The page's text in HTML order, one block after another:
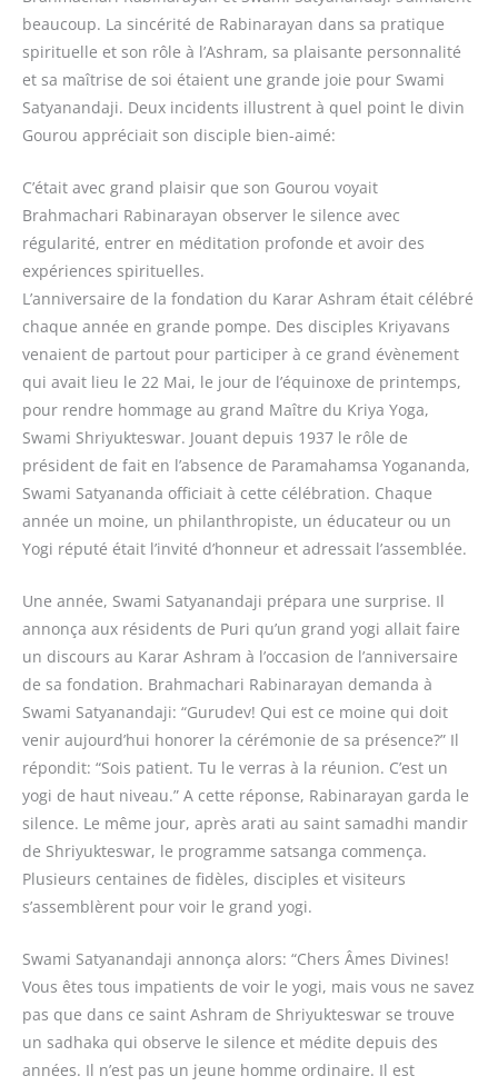
beaucoup. La sincérité de Rabinarayan dans sa pratique
spirituelle et son rôle à l’Ashram, sa plaisante personnalité
et sa maîtrise de soi étaient une grande joie pour Swami
Satyanandaji. Deux incidents illustrent à quel point le divin
Gourou appréciait son disciple bien-aimé:
C’était avec grand plaisir que son Gourou voyait
Brahmachari Rabinarayan observer le silence avec
régularité, entrer en méditation profonde et avoir des
expériences spirituelles.
L’anniversaire de la fondation du Karar Ashram était célébré
chaque année en grande pompe. Des disciples Kriyavans
venaient de partout pour participer à ce grand évènement
qui avait lieu le 22 Mai, le jour de l’équinoxe de printemps,
pour rendre hommage au grand Maître du Kriya Yoga,
Swami Shriyukteswar. Jouant depuis 1937 le rôle de
président de fait en l’absence de Paramahamsa Yogananda,
Swami Satyananda officiait à cette célébration. Chaque
année un moine, un philanthropiste, un éducateur ou un
Yogi réputé était l’invité d’honneur et adressait l’assemblée.
Une année, Swami Satyanandaji prépara une surprise. Il
annonça aux résidents de Puri qu’un grand yogi allait faire
un discours au Karar Ashram à l’occasion de l’anniversaire
de sa fondation. Brahmachari Rabinarayan demanda à
Swami Satyanandaji: “Gurudev! Qui est ce moine qui doit
venir aujourd’hui honorer la cérémonie de sa présence?” Il
répondit: “Sois patient. Tu le verras à la réunion. C’est un
yogi de haut niveau.” A cette réponse, Rabinarayan garda le
silence. Le même jour, après arati au saint samadhi mandir
de Shriyukteswar, le programme satsanga commença.
Plusieurs centaines de fidèles, disciples et visiteurs
s’assemblèrent pour voir le grand yogi.
Swami Satyanandaji annonça alors: “Chers Âmes Divines!
Vous êtes tous impatients de voir le yogi, mais vous ne savez
pas que dans ce saint Ashram de Shriyukteswar se trouve
un sadhaka qui observe le silence et médite depuis des
années. Il n’est pas un jeune homme ordinaire. Il est